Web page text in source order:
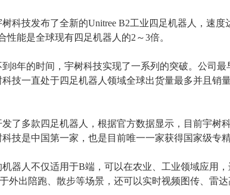
树科技发布了全新的Unitree B2工业四足机器人 ，速度
性能是全球现有四足机器人的2～3倍。
8年的时间，宇树科技实现了一系列的突破。公司
技一直处于四足机器人领域全球出货量最多并且销
了多款四足机器人，根据官方数据显示，目前宇树
科技是中国第一家，也是目前唯一一家获得国家级专
器人不仅适用于B端，可以在农业、工业领域应用
外出陪跑、散步等场景，还可以实时视频图传、雷